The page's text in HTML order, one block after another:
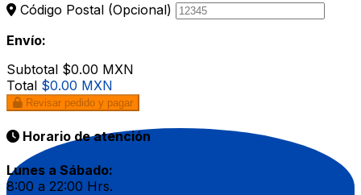
Código Postal (Opcional)
Envío:
Subtotal $0.00 MXN
Total $0.00 MXN
Revisar pedido y pagar
Horario de atención
Lunes a Sábado:
8:00 a 22:00 Hrs.